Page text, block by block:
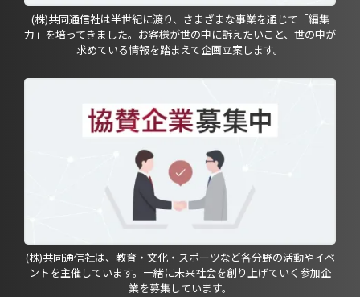
(株)共同通信社は半世紀に渡り、さまざまな事業を通じて「編集
力」を培ってきました。お客様が世の中に訴えたいこと、世の中が
求めている情報を踏まえて企画立案します。
(株)共同通信社は、教育・文化・スポーツなど各分野の活動やイベ
ントを主催しています。一緒に未来社会を創り上げていく参加企
業を募集しています。